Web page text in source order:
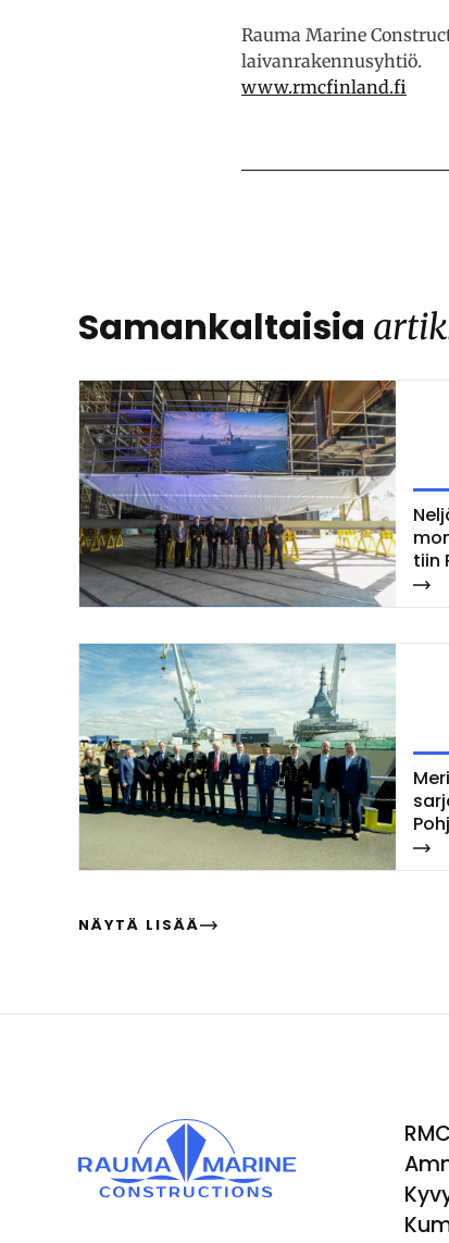
Rauma Marine
laivanrakennusyhtiö.
www.rmcfinland.fi
Samankaltaisia
tiin
NÄYTÄ LISÄÄ